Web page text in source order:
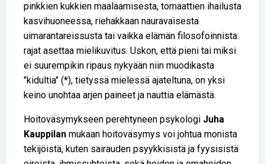
pinkkien kukkien maalaamisesta, tomaattien ihailusta
kasvihuoneessa, riehakkaan nauravaisesta
uimarantareissusta tai vaikka elämän filosofoinnista:
rajat asettaa mielikuvitus. Uskon, että pieni tai miksi
ei suurempikin ripaus nykyään niin muodikasta
"kidultia" (*), tietyssä mielessä ajateltuna, on yksi
keino unohtaa arjen paineet ja nauttia elämästä.
Hoitoväsymykseen perehtyneen psykologi Juha
Kauppilan mukaan hoitoväsymys voi johtua monista
tekijöistä, kuten sairauden psyykkisistä ja fyysisistä